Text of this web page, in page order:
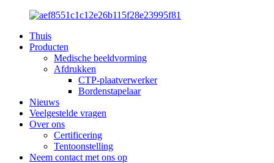
Thuis
Producten
Medische beeldvorming
Afdrukken
CTP-plaatverwerker
Bordenstapelaar
Nieuws
Veelgestelde vragen
Over ons
Certificering
Tentoonstelling
Neem contact met ons op